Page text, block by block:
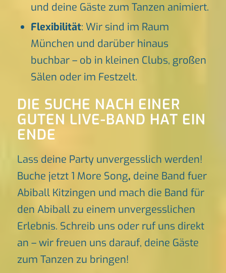
und deine Gäste zum Tanzen animiert.
Flexibilität: Wir sind im Raum
München und darüber hinaus
buchbar – ob in kleinen Clubs, großen
Sälen oder im Festzelt.
DIE SUCHE NACH EINER
GUTEN LIVE-BAND HAT EIN
ENDE
Lass deine Party unvergesslich werden!
Buche jetzt 1 More Song, deine Band fuer
Abiball Kitzingen und mach die Band für
den Abiball zu einem unvergesslichen
Erlebnis. Schreib uns oder ruf uns direkt
an – wir freuen uns darauf, deine Gäste
zum Tanzen zu bringen!